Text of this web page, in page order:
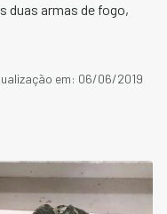
duas armas de fogo,
em: 06/06/2019